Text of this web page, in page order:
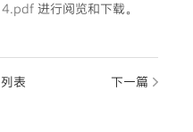
进行阅览和下载。
表 下一篇